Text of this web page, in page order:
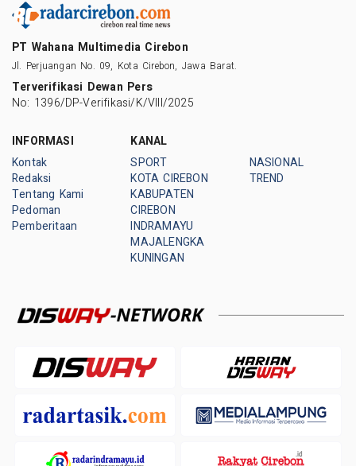
PT Wahana Multimedia Cirebon
Jl. Perjuangan No. 09, Kota Cirebon, Jawa Barat.
Terverifikasi Dewan Pers
No: 1396/DP-Verifikasi/K/VIII/2025
INFORMASI
Kontak
Redaksi
Tentang Kami
Pedoman
Pemberitaan
KANAL
SPORT
KOTA CIREBON
KABUPATEN
CIREBON
INDRAMAYU
MAJALENGKA
KUNINGAN
NASIONAL
TREND